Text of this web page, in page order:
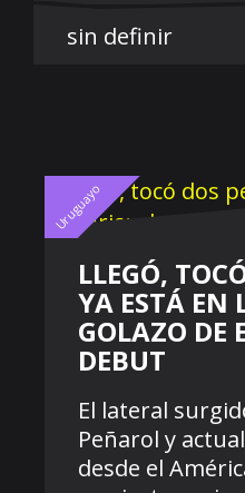
sin definir
Uruguayo
LLEGÓ,
YA ESTÁ EN
GOLAZO DE
DEBUT
El lateral
Peñarol y
desde el